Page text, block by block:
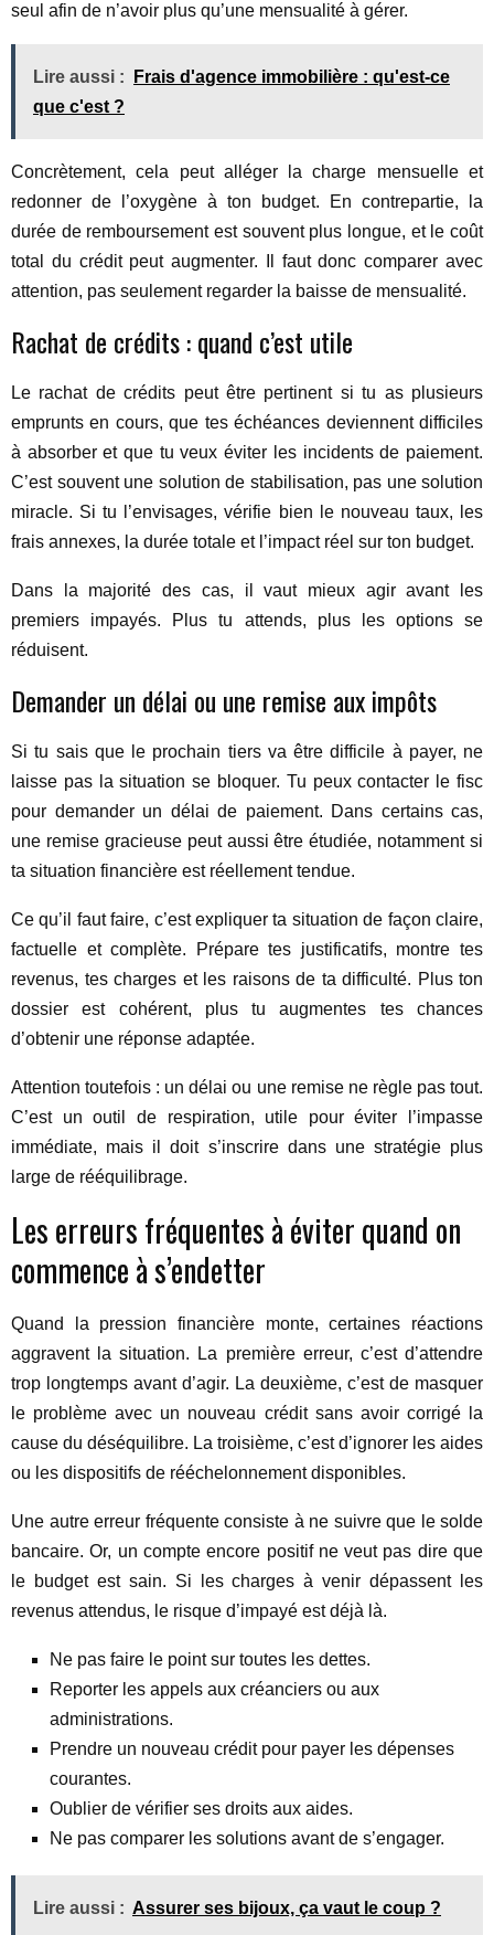
seul afin de n’avoir plus qu’une mensualité à gérer.
Lire aussi :
Frais d'agence immobilière : qu'est-ce
que c'est ?
Concrètement, cela peut alléger la charge mensuelle et
redonner de l’oxygène à ton budget. En contrepartie, la
durée de remboursement est souvent plus longue, et le coût
total du crédit peut augmenter. Il faut donc comparer avec
attention, pas seulement regarder la baisse de mensualité.
Rachat de crédits : quand c’est utile
Le rachat de crédits peut être pertinent si tu as plusieurs
emprunts en cours, que tes échéances deviennent difficiles
à absorber et que tu veux éviter les incidents de paiement.
C’est souvent une solution de stabilisation, pas une solution
miracle. Si tu l’envisages, vérifie bien le nouveau taux, les
frais annexes, la durée totale et l’impact réel sur ton budget.
Dans la majorité des cas, il vaut mieux agir avant les
premiers impayés. Plus tu attends, plus les options se
réduisent.
Demander un délai ou une remise aux impôts
Si tu sais que le prochain tiers va être difficile à payer, ne
laisse pas la situation se bloquer. Tu peux contacter le fisc
pour demander un délai de paiement. Dans certains cas,
une remise gracieuse peut aussi être étudiée, notamment si
ta situation financière est réellement tendue.
Ce qu’il faut faire, c’est expliquer ta situation de façon claire,
factuelle et complète. Prépare tes justificatifs, montre tes
revenus, tes charges et les raisons de ta difficulté. Plus ton
dossier est cohérent, plus tu augmentes tes chances
d’obtenir une réponse adaptée.
Attention toutefois : un délai ou une remise ne règle pas tout.
C’est un outil de respiration, utile pour éviter l’impasse
immédiate, mais il doit s’inscrire dans une stratégie plus
large de rééquilibrage.
Les erreurs fréquentes à éviter quand on
commence à s’endetter
Quand la pression financière monte, certaines réactions
aggravent la situation. La première erreur, c’est d’attendre
trop longtemps avant d’agir. La deuxième, c’est de masquer
le problème avec un nouveau crédit sans avoir corrigé la
cause du déséquilibre. La troisième, c’est d’ignorer les aides
ou les dispositifs de rééchelonnement disponibles.
Une autre erreur fréquente consiste à ne suivre que le solde
bancaire. Or, un compte encore positif ne veut pas dire que
le budget est sain. Si les charges à venir dépassent les
revenus attendus, le risque d’impayé est déjà là.
Ne pas faire le point sur toutes les dettes.
Reporter les appels aux créanciers ou aux
administrations.
Prendre un nouveau crédit pour payer les dépenses
courantes.
Oublier de vérifier ses droits aux aides.
Ne pas comparer les solutions avant de s’engager.
Lire aussi : Assurer ses bijoux, ça vaut le coup ?